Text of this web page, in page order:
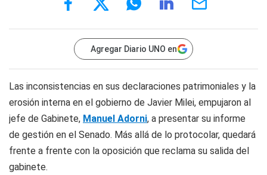
Agregar Diario UNO en
Las inconsistencias en sus declaraciones patrimoniales y la
erosión interna en el gobierno de Javier Milei, empujaron al
jefe de Gabinete, Manuel Adorni, a presentar su informe
de gestión en el Senado. Más allá de lo protocolar, quedará
frente a frente con la oposición que reclama su salida del
gabinete.